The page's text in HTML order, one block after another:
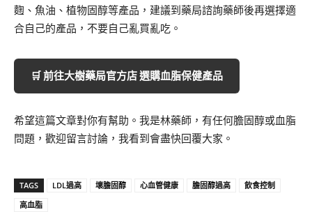
麴、魚油、植物固醇等產品，建議到藥局諮詢藥師後再選擇適
合自己的產品，不要自己亂買亂吃。
🛒 前往大樹藥局官方店 選購血脂保健產品
希望這篇文章對你有幫助。我是林藥師，有任何膽固醇或血脂
問題，歡迎留言討論，我看到會盡快回覆大家。
TAGS LDL過高 壞膽固醇 心血管健康 膽固醇過高
飲食控制
高血脂